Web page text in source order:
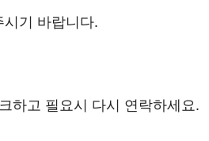
기 바랍니다.
하고 필요시 다시 연락하세요.